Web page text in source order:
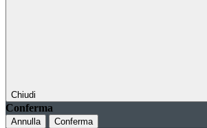
Chiudi
Conferma
Annulla Conferma